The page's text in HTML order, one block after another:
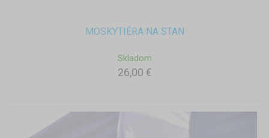
MOSKYTIÉRA NA STAN
Skladom
26,00 €